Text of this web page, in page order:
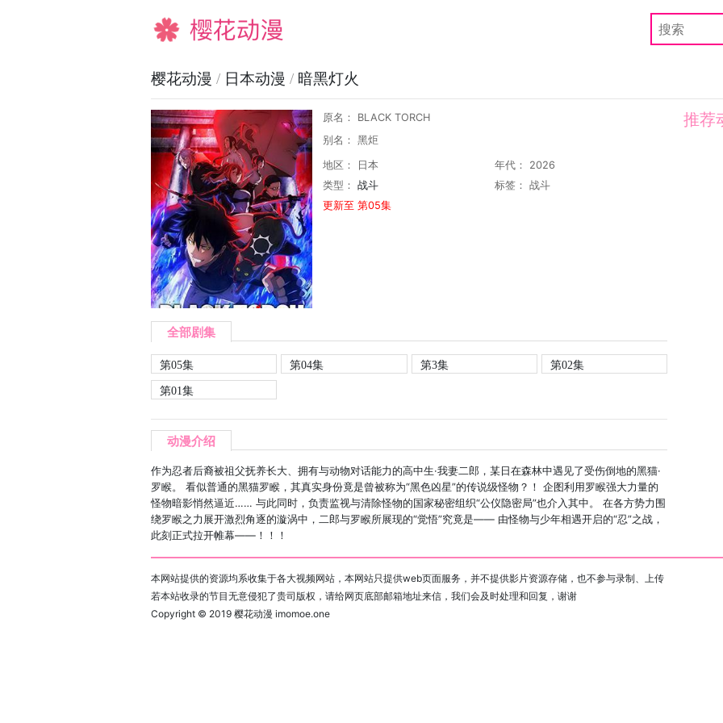
樱花动漫
樱花动漫 / 日本动漫 / 暗黑灯火
原名： BLACK TORCH
别名： 黑炬
地区： 日本
年代： 2026
类型： 战斗 标签：战斗
更新至 第05集
全部剧集
第05集 第04集 第3集
第02集
第01集
动漫介绍
作为忍者后裔被祖父抚养长大、拥有与动物对话能力的高中生·我妻二郎，某日在森林中遇见了受伤倒地的黑猫·
罗睺。 看似普通的黑猫罗睺，其真实身份竟是曾被称为“黑色凶星”的传说级怪物？！ 企图利用罗睺强大力量的
怪物暗影悄然逼近…… 与此同时，负责监视与清除怪物的国家秘密组织“公仪隐密局”也介入其中。 在各方势力围
绕罗睺之力展开激烈角逐的漩涡中，二郎与罗睺所展现的“觉悟”究竟是—— 由怪物与少年相遇开启的“忍”之战，
此刻正式拉开帷幕——！！！
推荐
本网站提供的资源均系收集于各大视频网站，本网站只提供web页面服务，并不提供影片资源存储，也不参与录制、上传
若本站收录的节目无意侵犯了贵司版权，请给网页底部邮箱地址来信，我们会及时处理和回复，谢谢
Copyright © 2019 樱花动漫 imomoe.one